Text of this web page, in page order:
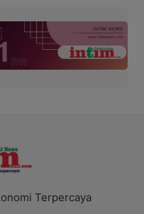
Terpercaya